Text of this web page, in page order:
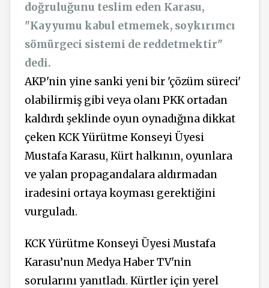
doğruluğunu teslim eden Karasu,
"Kayyumu kabul etmemek, soykırımcı
sömürgeci sistemi de reddetmektir"
dedi.
AKP'nin yine sanki yeni bir 'çözüm süreci'
olabilirmiş gibi veya olanı PKK ortadan
kaldırdı şeklinde oyun oynadığına dikkat
çeken KCK Yürütme Konseyi Üyesi
Mustafa Karasu, Kürt halkının, oyunlara
ve yalan propagandalara aldırmadan
iradesini ortaya koyması gerektiğini
vurguladı.
KCK Yürütme Konseyi Üyesi Mustafa
Karasu’nun Medya Haber TV'nin
sorularını yanıtladı. Kürtler için yerel